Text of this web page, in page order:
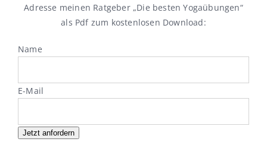
Adresse meinen Ratgeber „Die besten Yogaübungen“
als Pdf zum kostenlosen Download:
Name
E-Mail
Jetzt anfordern